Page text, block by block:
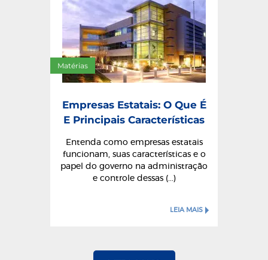
Matérias
Empresas Estatais: O Que É
E Principais Características
Entenda como empresas estatais
funcionam, suas características e o
papel do governo na administração
e controle dessas (...)
LEIA MAIS